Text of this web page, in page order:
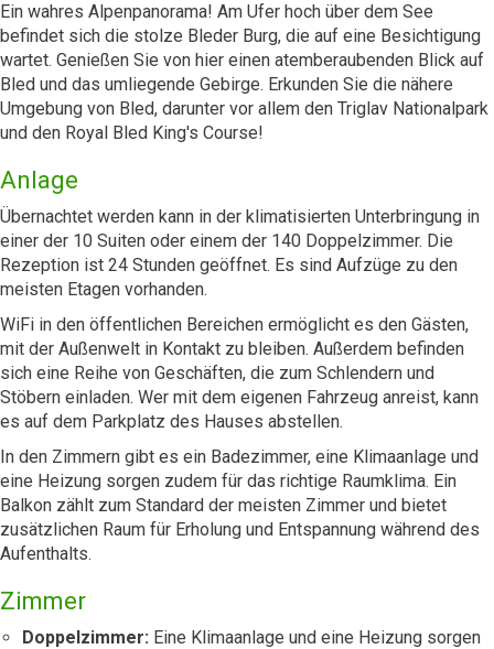
Ein wahres Alpenpanorama! Am Ufer hoch über dem See
befindet sich die stolze Bleder Burg, die auf eine Besichtigung
wartet. Genießen Sie von hier einen atemberaubenden Blick auf
Bled und das umliegende Gebirge. Erkunden Sie die nähere
Umgebung von Bled, darunter vor allem den Triglav Nationalpark
und den Royal Bled King's Course!
Anlage
Übernachtet werden kann in der klimatisierten Unterbringung in
einer der 10 Suiten oder einem der 140 Doppelzimmer. Die
Rezeption ist 24 Stunden geöffnet. Es sind Aufzüge zu den
meisten Etagen vorhanden.
WiFi in den öffentlichen Bereichen ermöglicht es den Gästen,
mit der Außenwelt in Kontakt zu bleiben. Außerdem befinden
sich eine Reihe von Geschäften, die zum Schlendern und
Stöbern einladen. Wer mit dem eigenen Fahrzeug anreist, kann
es auf dem Parkplatz des Hauses abstellen.
In den Zimmern gibt es ein Badezimmer, eine Klimaanlage und
eine Heizung sorgen zudem für das richtige Raumklima. Ein
Balkon zählt zum Standard der meisten Zimmer und bietet
zusätzlichen Raum für Erholung und Entspannung während des
Aufenthalts.
Zimmer
Doppelzimmer: Eine Klimaanlage und eine Heizung sorgen